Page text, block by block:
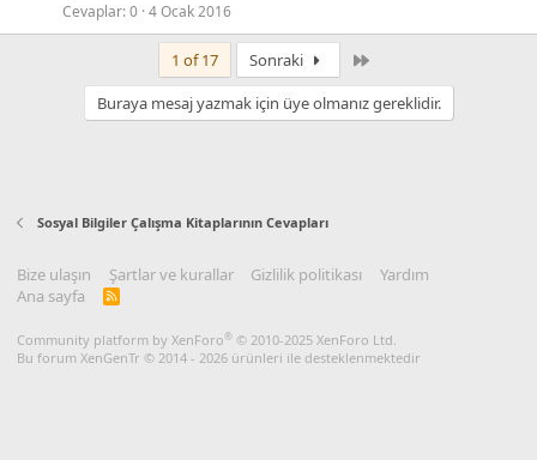
Cevaplar 0 4 Ocak 2016
1 of 17 Sonraki
Buraya mesaj yazmak için üye olmanız gereklidir.
Sosyal Bilgiler Çalışma Kitaplarının Cevapları
Bize ulaşın Şartlar ve kurallar Gizlilik politikası
Yardım
Ana sayfa
R
Community platform by XenForo® © 2010-2025 XenForo Ltd.
Bu forum XenGenTr © 2014 - 2026 ürünleri ile desteklenmektedir